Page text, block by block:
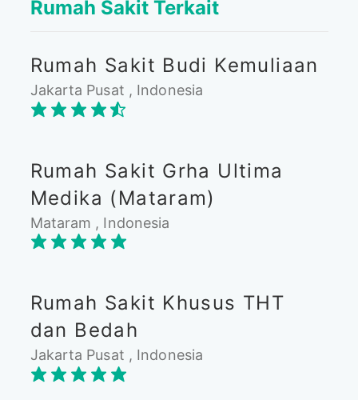
Rumah Sakit Terkait
Rumah Sakit Budi Kemuliaan
Jakarta Pusat , Indonesia
Rumah Sakit Grha Ultima
Medika (Mataram)
Mataram , Indonesia
Rumah Sakit Khusus THT
dan Bedah
Jakarta Pusat , Indonesia